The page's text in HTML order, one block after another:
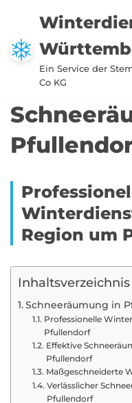
Zum
Inhalt
springenEin Service der
Co KG
Region um
Inhaltsverzeichnis
Schneeräumung in
Professionelle
Pfullendorf
Effektive
Pfullendorf
Maßgeschneiderte
Verlässlicher
Pfullendorf